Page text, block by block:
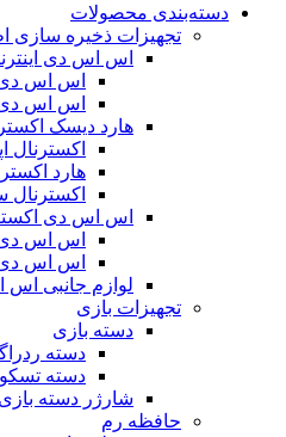
دسته‌بندی محصولات
تجهیزات ذخیره سازی
اس اس دی
اس اس
اس اس دی
هارد دیسک
اکسترنال
هارد
اکسترنال
اس اس دی
اس اس
اس اس دی
لوازم جانبی
تجهیزات بازی
دسته بازی
دسته
دسته تسکو
شارژر دسته بازی
حافظه رم